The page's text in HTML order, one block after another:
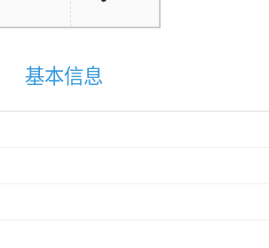
基本信息